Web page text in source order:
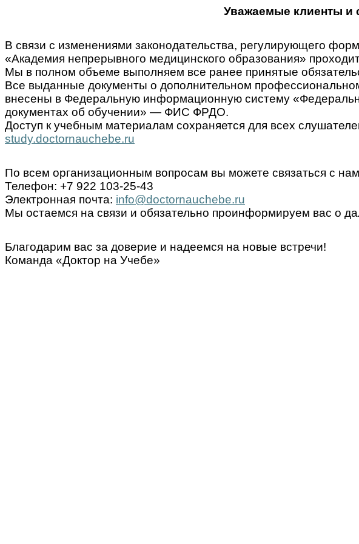
Уважаемые клиенты и
В связи с изменениями законодательства, регулирующего
«Академия непрерывного медицинского образования»
Мы в полном объеме выполняем все ранее принятые
Все выданные документы о дополнительном
внесены в Федеральную информационную систему
документах об обучении» — ФИС ФРДО.
Доступ к учебным материалам сохраняется для всех
study.doctornauchebe.ru
По всем организационным вопросам вы можете связаться с
Телефон: +7 922 103-25-43
Электронная почта: info@doctornauchebe.ru
Мы остаемся на связи и обязательно проинформируем вас о
Благодарим вас за доверие и надеемся на новые встречи!
Команда «Доктор на Учебе»